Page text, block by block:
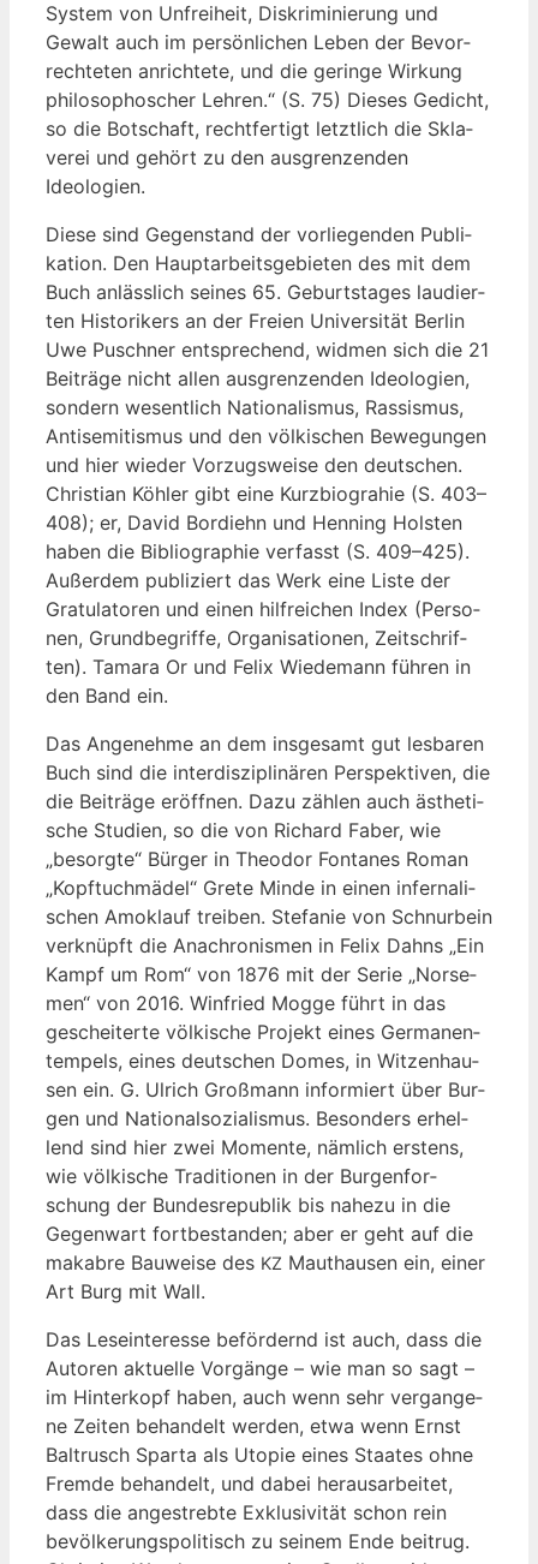
Sys­tem von Unfrei­heit, Dis­kri­mi­nie­rung und
Gewalt auch im per­sön­li­chen Leben der Bevor­
rech­te­ten anrich­te­te, und die gerin­ge Wir­kung
phi­lo­so­pho­scher Leh­ren.“ (S. 75) Die­ses Gedicht,
so die Bot­schaft, recht­fer­tigt letzt­lich die Skla­
ve­rei und gehört zu den aus­gren­zen­den
Ideologien.
Die­se sind Gegen­stand der vor­lie­gen­den Publi­
ka­ti­on. Den Haupt­ar­beits­ge­bie­ten des mit dem
Buch anläss­lich sei­nes 65. Geburts­ta­ges lau­dier­
ten His­to­ri­kers an der Frei­en Uni­ver­si­tät Ber­lin
Uwe Pusch­ner ent­spre­chend, wid­men sich die 21
Bei­trä­ge nicht allen aus­gren­zen­den Ideo­lo­gien,
son­dern wesent­lich Natio­na­lis­mus, Ras­sis­mus,
Anti­se­mi­tis­mus und den völ­ki­schen Bewe­gun­gen
und hier wie­der Vor­zugs­wei­se den deut­schen.
Chris­ti­an Köh­ler gibt eine Kurz­biog­ra­hie (S. 403–
408); er, David Bord­iehn und Hen­ning Hols­ten
haben die Biblio­gra­phie ver­fasst (S. 409–425).
Außer­dem publi­ziert das Werk eine Lis­te der
Gra­tu­la­to­ren und einen hilf­rei­chen Index (Per­so­
nen, Grund­be­grif­fe, Orga­ni­sa­tio­nen, Zeit­schrif­
ten). Tama­ra Or und Felix Wie­demann füh­ren in
den Band ein.
Das Ange­neh­me an dem ins­ge­samt gut les­ba­ren
Buch sind die inter­dis­zi­pli­nä­ren Per­spek­ti­ven, die
die Bei­trä­ge eröff­nen. Dazu zäh­len auch ästhe­ti­
sche Stu­di­en, so die von Richard Faber, wie
„besorg­te“ Bür­ger in Theo­dor Fon­ta­nes Roman
„Kopf­tuch­mä­del“ Gre­te Min­de in einen infer­na­li­
schen Amok­lauf trei­ben. Ste­fa­nie von Schnur­bein
ver­knüpft die Ana­chro­nis­men in Felix Dahns „Ein
Kampf um Rom“ von 1876 mit der Serie „Nor­se­
men“ von 2016. Win­fried Mog­ge führt in das
geschei­ter­te völ­ki­sche Pro­jekt eines Ger­ma­nen­
tem­pels, eines deut­schen Domes, in Wit­zen­hau­
sen ein. G. Ulrich Groß­mann infor­miert über Bur­
gen und Natio­nal­so­zia­lis­mus. Beson­ders erhel­
lend sind hier zwei Momen­te, näm­lich ers­tens,
wie völ­ki­sche Tra­di­tio­nen in der Bur­gen­for­
schung der Bun­des­re­pu­blik bis nahe­zu in die
Gegen­wart fort­be­stan­den; aber er geht auf die
maka­bre Bau­wei­se des KZ Maut­hau­sen ein, einer
Art Burg mit Wall.
Das Lese­inter­es­se beför­dernd ist auch, dass die
Autoren aktu­el­le Vor­gän­ge – wie man so sagt –
im Hin­ter­kopf haben, auch wenn sehr ver­gan­ge­
ne Zei­ten behan­delt wer­den, etwa wenn Ernst
Baltrusch Spar­ta als Uto­pie eines Staa­tes ohne
Frem­de behan­delt, und dabei her­aus­ar­bei­tet,
dass die ange­streb­te Exklu­si­vi­tät schon rein
bevöl­ke­rungs­po­li­tisch zu sei­nem Ende bei­trug.